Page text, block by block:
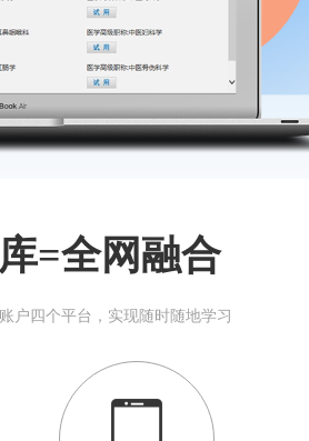
=全网融合
户四个平台，实现随时随地学习